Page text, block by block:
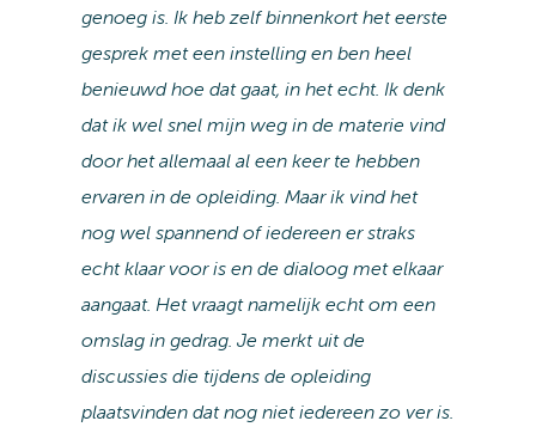
genoeg is. Ik heb zelf binnenkort het eerste
gesprek met een instelling en ben heel
benieuwd hoe dat gaat, in het echt. Ik denk
dat ik wel snel mijn weg in de materie vind
door het allemaal al een keer te hebben
ervaren in de opleiding. Maar ik vind het
nog wel spannend of iedereen er straks
echt klaar voor is en de dialoog met elkaar
aangaat. Het vraagt namelijk echt om een
omslag in gedrag. Je merkt uit de
discussies die tijdens de opleiding
plaatsvinden dat nog niet iedereen zo ver is.